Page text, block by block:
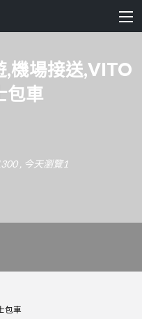
,機場接送,VITO
包車
, 今天瀏覽1
包車